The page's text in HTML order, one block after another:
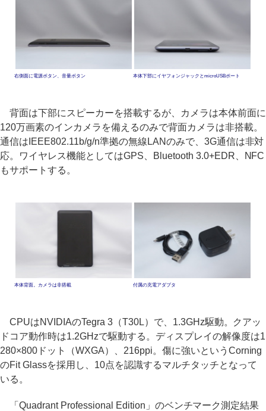
右側面に電源ボタン、音量ボタン 本体下部にイヤフォンジャックとmicroUSBポート
背面は下部にスピーカーを搭載するが、カメラは本体前面に
120万画素のインカメラを備えるのみで背面カメラは非搭載。
通信はIEEE802.11b/g/n準拠の無線LANのみで、3G通信は非対
応。ワイヤレス機能としてはGPS、Bluetooth 3.0+EDR、NFC
もサポートする。
本体背面。カメラは非搭載 付属の充電アダプタ
CPUはNVIDIAのTegra 3（T30L）で、1.3GHz駆動。クアッ
ドコア動作時は1.2GHzで駆動する。ディスプレイの解像度は1
280×800ドット（WXGA）、216ppi。傷に強いというCorning
のFit Glassを採用し、10点を認識するマルチタッチとなって
いる。
「Quadrant Professional Edition」のベンチマーク測定結果